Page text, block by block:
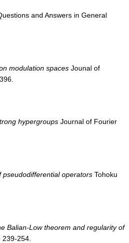
and Answers in General
modulation spaces Jounal of
hypergroups Journal of Fourier
operators Tohoku
Balian-Low theorem and regularity of
254.